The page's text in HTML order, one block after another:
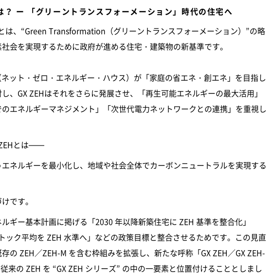
？ ー 「グリーントランスフォーメーション」時代の住宅へ
とは、“Green Transformation（グリーントランスフォーメーション）”の略
会を実現するために政府が進める住宅・建築物の新基準です。
ット・ゼロ・エネルギー・ハウス）が「家庭の省エネ・創エネ」を目指し
、GX ZEHはそれをさらに発展させ、「再生可能エネルギーの最大活用」
のエネルギーマネジメント」「次世代電力ネットワークとの連携」を重視し
とは――
エネルギーを最小化し、地域や社会全体でカーボンニュートラルを実現する
です。
ギー基本計画に掲げる「2030 年以降新築住宅に ZEH 基準を整合化」
ック平均を ZEH 水準へ」などの政策目標と整合させるためです。この見直
の ZEH／ZEH-M を含む枠組みを拡張し、新たな呼称「GX ZEH／GX ZEH-
来の ZEH を “GX ZEH シリーズ” の中の一要素と位置付けることとしまし